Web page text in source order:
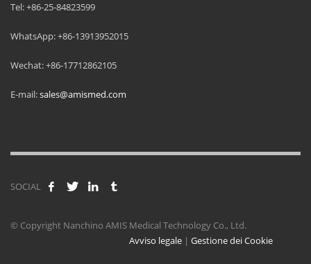
Tel: +86-25-84823599
WhatsApp: +86-13913952015
Wechat: +86-17712862105
E-mail:sales@amismed.com
SOCIAL
© Copyright Nanchino AMIS Medical Technology Co., Ltd.
Avviso legale | Gestione dei Cookie